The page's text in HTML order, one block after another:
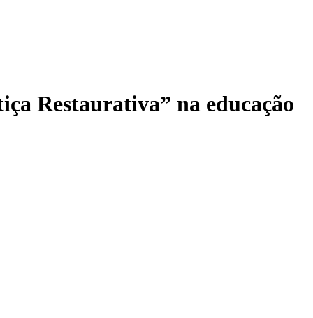
Restaurativa” na educação